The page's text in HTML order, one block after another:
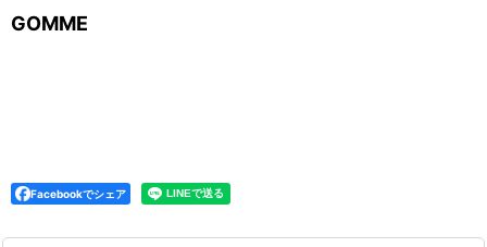
GOMME
Facebookでシェア